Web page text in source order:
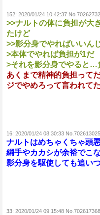
152: 2020/01/24 10:42:37
>>ナルトの体に負担が大
たけど
>>影分身でやればいいん
>本体でやれば負担が1だ
>それを影分身でやると…
あくまで精神的負担って
ジでやめろって言われて
16: 2020/01/24 08:30:33 No.702613025
ナルトはめちゃくちゃ頭
綱手やカカシが余裕でこ
影分身を駆使しても追い
33: 2020/01/24 09:15:48 No.702617368